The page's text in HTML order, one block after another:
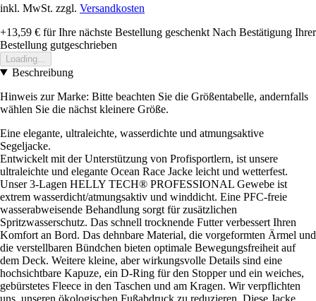
inkl. MwSt. zzgl. Versandkosten
+13,59 € für Ihre nächste Bestellung geschenkt Nach Bestätigung Ihrer
Bestellung gutgeschrieben
Loading...
Beschreibung
Hinweis zur Marke: Bitte beachten Sie die Größentabelle, andernfalls
wählen Sie die nächst kleinere Größe.
Eine elegante, ultraleichte, wasserdichte und atmungsaktive
Segeljacke.
Entwickelt mit der Unterstützung von Profisportlern, ist unsere
ultraleichte und elegante Ocean Race Jacke leicht und wetterfest.
Unser 3-Lagen HELLY TECH® PROFESSIONAL Gewebe ist
extrem wasserdicht/atmungsaktiv und winddicht. Eine PFC-freie
wasserabweisende Behandlung sorgt für zusätzlichen
Spritzwasserschutz. Das schnell trocknende Futter verbessert Ihren
Komfort an Bord. Das dehnbare Material, die vorgeformten Ärmel und
die verstellbaren Bündchen bieten optimale Bewegungsfreiheit auf
dem Deck. Weitere kleine, aber wirkungsvolle Details sind eine
hochsichtbare Kapuze, ein D-Ring für den Stopper und ein weiches,
gebürstetes Fleece in den Taschen und am Kragen. Wir verpflichten
uns, unseren ökologischen Fußabdruck zu reduzieren. Diese Jacke